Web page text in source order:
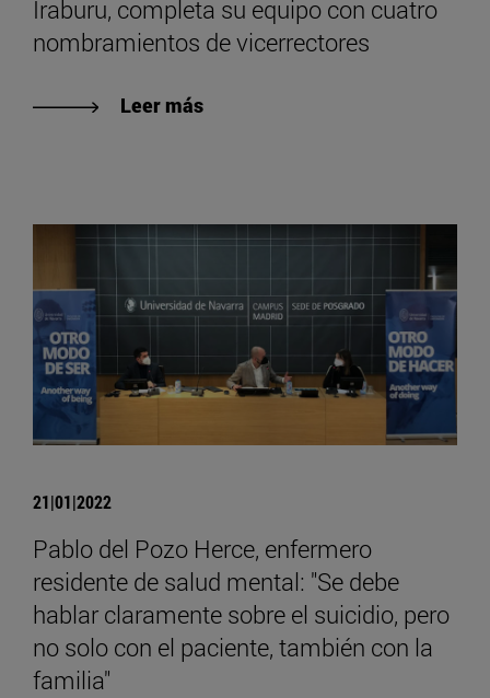
Iraburu, completa su equipo con cuatro
nombramientos de vicerrectores
Leer más
21|01|2022
Pablo del Pozo Herce, enfermero
residente de salud mental: "Se debe
hablar claramente sobre el suicidio, pero
no solo con el paciente, también con la
familia"